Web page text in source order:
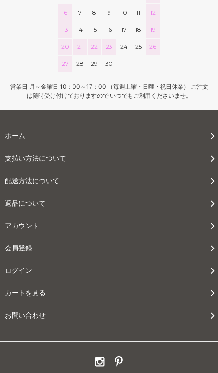
6 7 8 9 10 11 12
13 14 15 16 17 18 19
20 21 22 23 24 25 26
27 28 29 30
営業日 月～金曜日 10：00～17：00 （毎週土曜・日曜・祝日休業） ご注文
は随時受け付けておりますので いつでもご利用くださいませ。
ホーム
支払い方法について
配送方法について
返品について
アカウント
会員登録
ログイン
カートを見る
お問い合わせ